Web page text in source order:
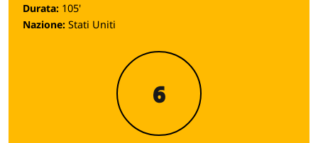
Durata: 105'
Nazione: Stati Uniti
6